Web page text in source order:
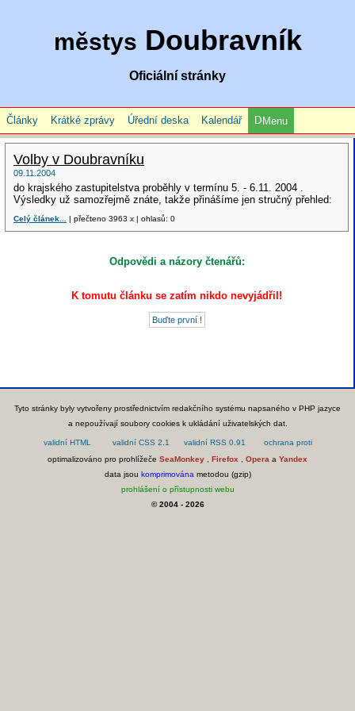
městys Doubravník
Oficiální stránky
Články Krátké zprávy Úřední deska Kalendář Menu
Volby v Doubravníku
09.11.2004
do krajského zastupitelstva proběhly v termínu 5. - 6.11. 2004 .
Výsledky už samozřejmě znáte, takže přinášíme jen stručný přehled:
Celý článek... | přečteno 3963 x | ohlasů: 0
Odpovědi a názory čtenářů:
K tomutu článku se zatím nikdo nevyjádřil!
Tyto stránky byly vytvořeny prostřednictvím redakčního systému napsaného v PHP jazyce
a nepoužívají soubory cookies k ukládání uživatelských dat.
optimalizováno pro prohlížeče SeaMonkey Firefox Opera a Yandex
data jsou komprimována metodou (gzip)
prohlášení o přístupnosti webu
© 2004 - 2026